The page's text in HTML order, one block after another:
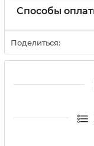
Способы
Поделиться: